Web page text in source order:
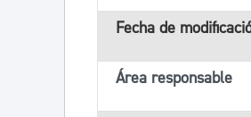
Fecha de
Área responsable